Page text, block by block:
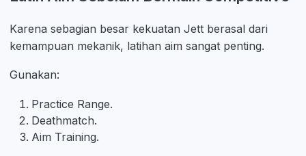
Karena sebagian besar kekuatan Jett berasal dari
kemampuan mekanik, latihan aim sangat penting.
Gunakan:
Practice Range.
Deathmatch.
Aim Training.